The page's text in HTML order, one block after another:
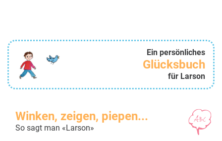
Ein persönliches
Glücksbuch
für Larson
Winken, zeigen, piepen...
So sagt man «Larson»